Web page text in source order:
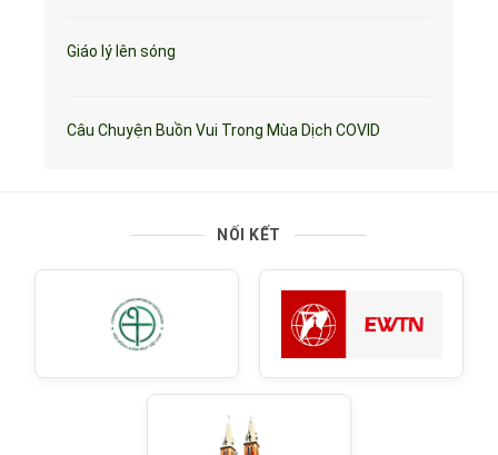
Giáo lý lên sóng
Câu Chuyện Buồn Vui Trong Mùa Dịch COVID
NỐI KẾT